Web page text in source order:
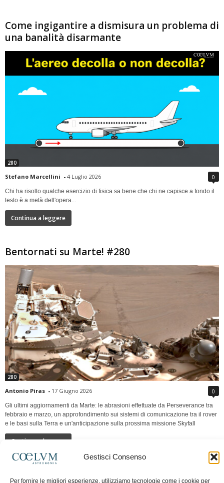
Gestisci Consenso
Per fornire le migliori esperienze, utilizziamo tecnologie come i cookie per
Come ingigantire a dismisura un problema di
una banalità disarmante
280
Stefano Marcellini - 4 Luglio 2026 0
Chi ha risolto qualche esercizio di fisica sa bene che chi ne capisce a fondo il
testo è a metà dell'opera...
Continua a leggere
Bentornati su Marte! #280
280
Antonio Piras - 17 Giugno 2026 0
Gli ultimi aggiornamenti da Marte: le abrasioni effettuate da Perseverance tra
febbraio e marzo, un approfondimento sui sistemi di comunicazione tra il rover
e le basi sulla Terra e un'anticipazione sulla prossima missione Skyfall
Continua a leggere